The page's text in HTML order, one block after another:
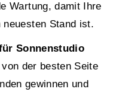
Wartung, damit Ihre
Stand ist.
Sonnenstudio
der besten Seite
gewinnen und